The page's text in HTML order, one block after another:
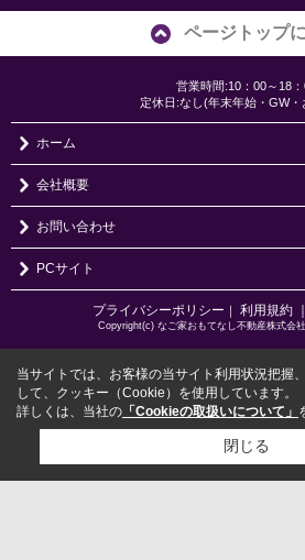
ページトップ
営業時間:10：00～18
定休日:なし(年末年始・GW・
ホーム
会社概要
お問い合わせ
PCサイト
プライバシーポリシー ｜ 利用規約
Copyright(c) なご家おもてなし不動産株式会
当サイトでは、お客様の当サイト利用状況把握
して、クッキー（Cookie）を使用しています。
詳しくは、当社の 「Cookieの取扱いについて」
閉じる